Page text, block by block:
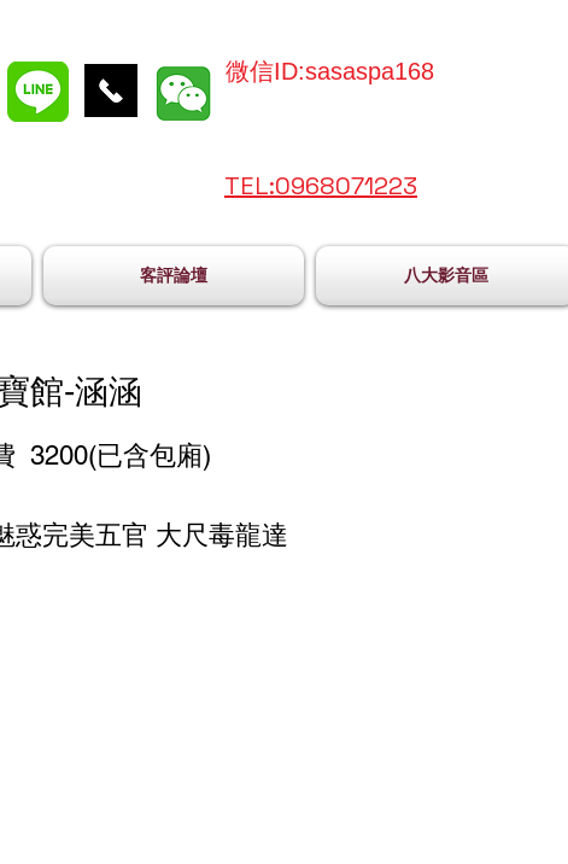
微信ID:sasaspa168
TEL:0968071223
客評論壇 八大影音區
館-涵涵
3200(已含包廂)
惑完美五官 大尺毒龍達